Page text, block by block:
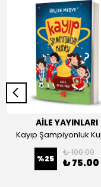
AİLE YAYINLARI
Kayıp Şampiyonluk
%25
₺ 100.00
₺ 75.00